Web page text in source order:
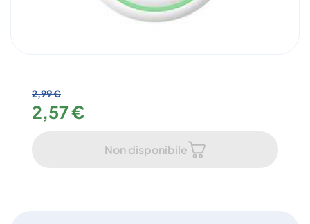
2,99 €
2,57 €
Non disponibile